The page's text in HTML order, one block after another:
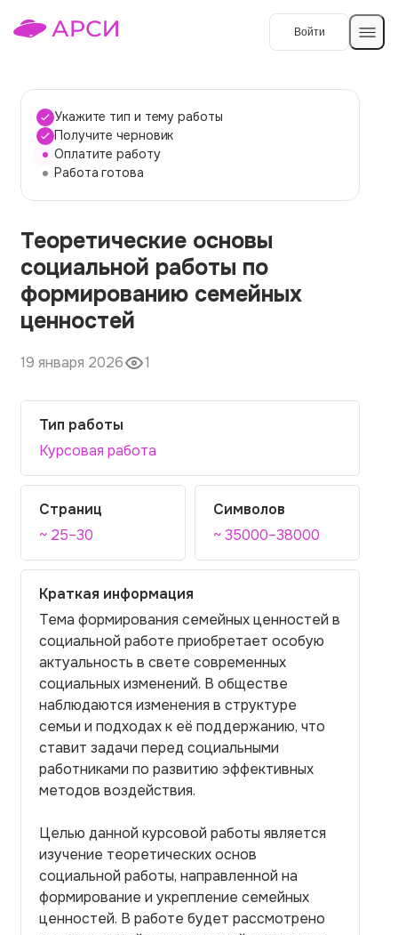
Войти
Темы работ
О сервисе
О компании
Наши гарантии
Порядок оплаты
Контакты
Укажите тип и тему работы
Получите черновик
Оплатите работу
Работа готова
Теоретические основы
социальной работы по
формированию семейных
ценностей
19 января 2026 1
Тип работы
Курсовая работа
Страниц
~ 25–30
Символов
~ 35000–38000
Краткая информация
Тема формирования семейных ценностей в
социальной работе приобретает особую
актуальность в свете современных
социальных изменений. В обществе
наблюдаются изменения в структуре
семьи и подходах к её поддержанию, что
ставит задачи перед социальными
работниками по развитию эффективных
методов воздействия.
Целью данной курсовой работы является
изучение теоретических основ
социальной работы, направленной на
формирование и укрепление семейных
ценностей. В работе будет рассмотрено